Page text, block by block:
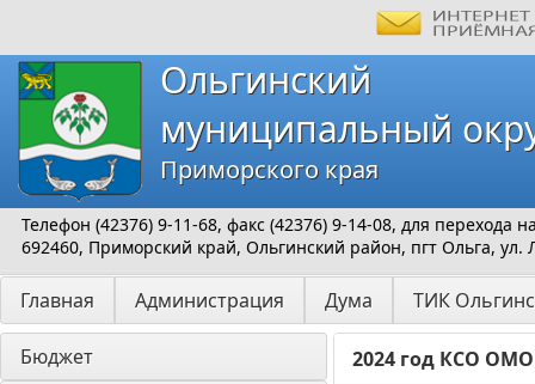
Ольгинский
муниципальный
Приморского края
Телефон (42376) 9-11-68, факс (42376) 9-14-08, для перехода
692460, Приморский край, Ольгинский район, пгт Ольга, ул.
Главная Администрация Дума ТИК
Бюджет
2024 год КСО ОМО